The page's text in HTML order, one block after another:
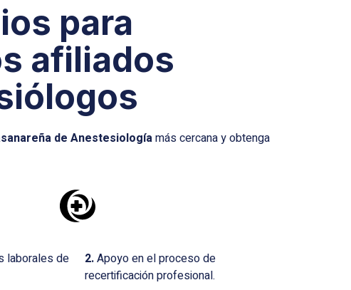
para
afiliados
de Anestesiologíamás cercana y obtenga
laborales de
2.Apoyo en el proceso de
recertificación profesional.